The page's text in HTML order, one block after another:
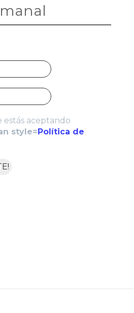
estás aceptando
style=Política de